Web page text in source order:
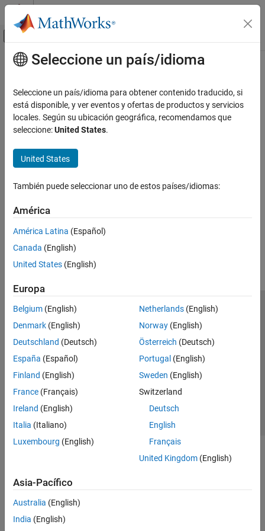
Saltar al contenido
Mostrar/ocultar menú de navegación
Inicio de Documentación
Contenido principal
How useful was this information?
Seleccione un país/idioma
Seleccione un país/idioma para obtener contenido traducido, si
está disponible, y ver eventos y ofertas de productos y servicios
locales. Según su ubicación geográfica, recomendamos que
seleccione:United States.
United States
También puede seleccionar uno de estos países/idiomas:
América
América Latina (Español)
Canada (English)
United States (English)
Europa
Belgium (English)
Denmark (English)
Deutschland (Deutsch)
España (Español)
Finland (English)
France (Français)
Ireland (English)
Italia (Italiano)
Luxembourg (English)
Netherlands(English)
Norway(English)
Österreich (Deutsch)
Portugal (English)
Sweden (English)
Switzerland
Deutsch
English
Français
United Kingdom(English)
Asia-Pacífico
Australia (English)
India (English)
Centro de confianza
Marcas comerciales
Política de privacidad
Antipiratería
Estado de las aplicaciones
Información de contacto
© 1994-2026 The MathWorks, Inc.